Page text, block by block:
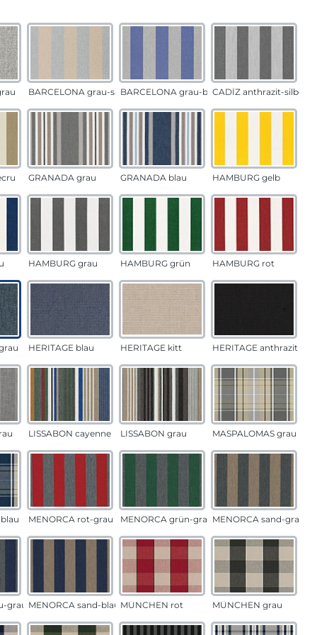
BARCELONA grau-sandBARCELONA grau-blauCADÍZ anthrazit-silber
GRANADA grau GRANADA blau HAMBURG gelb
HAMBURG grau HAMBURG grün HAMBURG rot
HERITAGE blau HERITAGE kitt HERITAGE anthrazit
LISSABON cayenne LISSABON grau MASPALOMAS grau
MENORCA rot-grau MENORCA grün-grau MENORCA sand-grau
grau MENORCA sand-blau MÜNCHEN rot MÜNCHEN grau